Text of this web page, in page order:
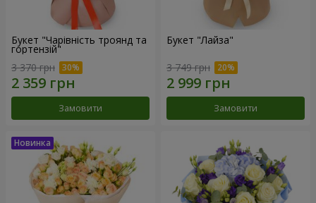
Букет "Чарівність троянд та
гортензій"
3 370 грн
Замовити
Букет "Лайза"
3 749 грн
Замовити